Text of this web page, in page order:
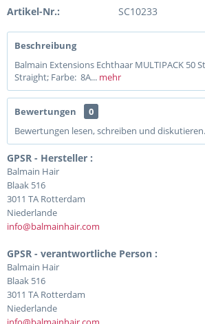
Artikel-Nr.: SC10233
Beschreibung
Balmain Extensions Echthaar MULTIPACK 50
Straight; Farbe: 8A... mehr
Bewertungen
0
Bewertungen lesen, schreiben und
GPSR - Hersteller :
Balmain Hair
Blaak 516
3011 TA Rotterdam
Niederlande
info@balmainhair.com
GPSR - verantwortliche Person :
Balmain Hair
Blaak 516
3011 TA Rotterdam
Niederlande